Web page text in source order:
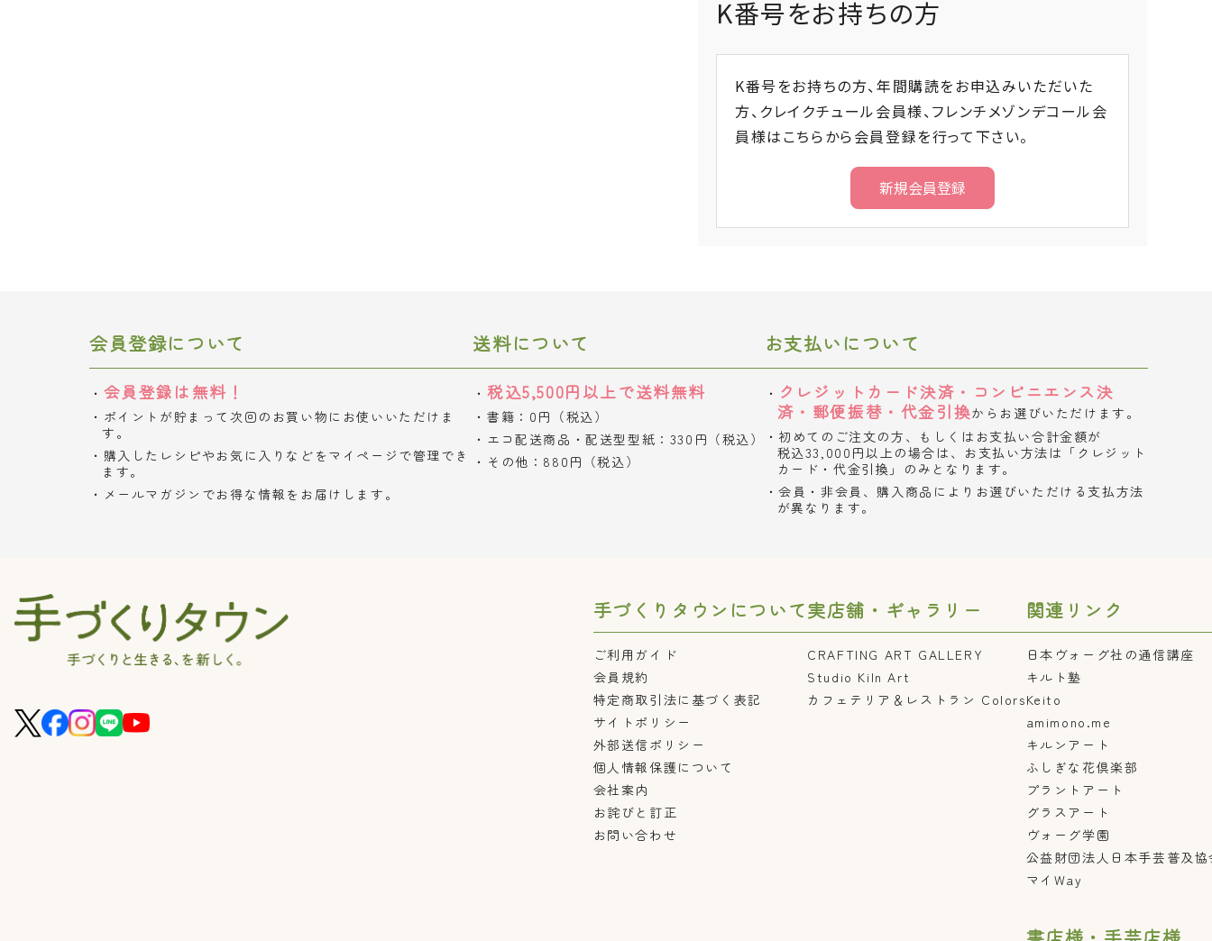
K番号をお持ちの方
K番号をお持ちの方、年間購読をお申込みいただいた
方、 クレイクチュール会員様、フレンチメゾンデコール会
員様はこちらから会員登録を行って下さい。
会員登録について
会員登録は無料！
ポイントが貯まって次回のお買い物にお使いいただけま
す。
購入したレシピやお気に入りなどをマイページで管理でき
ます。
メールマガジンでお得な情報をお届けします。
送料について
税込5,500円以上で送料無料
書籍：0円（税込）
エコ配送商品・配送型型紙：330円（税込）
その他：880円（税込）
お支払いについて
クレジットカード決済・コンビニエンス決
済・郵便振替・代金引換からお選びいただけます。
初めてのご注文の方、もしくはお支払い合計金額が
税込33,000円以上の場合は、お支払い方法は「クレジット
カード・代金引換」のみとなります。
会員・非会員、購入商品によりお選びいただける支払方法
が異なります。
手づくりタウンについて
ご利用ガイド
会員規約
特定商取引法に基づく表記
サイトポリシー
外部送信ポリシー
個人情報保護について
会社案内
お詫びと訂正
お問い合わせ
実店舗・ギャラリー
CRAFTING ART GALLERY
Studio Kiln Art
カフェテリア＆レストラン Colors
関連リンク
日本ヴォーグ社の通信講座
キルト塾
Keito
amimono.me
キルンアート
ふしぎな花倶楽部
プラントアート
グラスアート
ヴォーグ学園
公益財団法人日本手芸普及協
マイWay